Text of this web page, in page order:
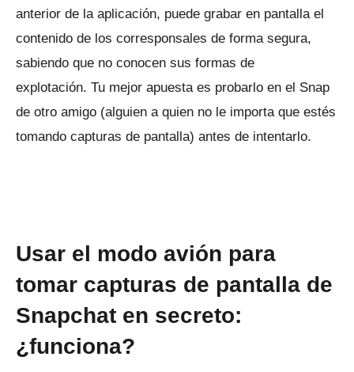
anterior de la aplicación, puede grabar en pantalla el
contenido de los corresponsales de forma segura,
sabiendo que no conocen sus formas de
explotación. Tu mejor apuesta es probarlo en el Snap
de otro amigo (alguien a quien no le importa que estés
tomando capturas de pantalla) antes de intentarlo.
Usar el modo avión para
tomar capturas de pantalla de
Snapchat en secreto:
¿funciona?